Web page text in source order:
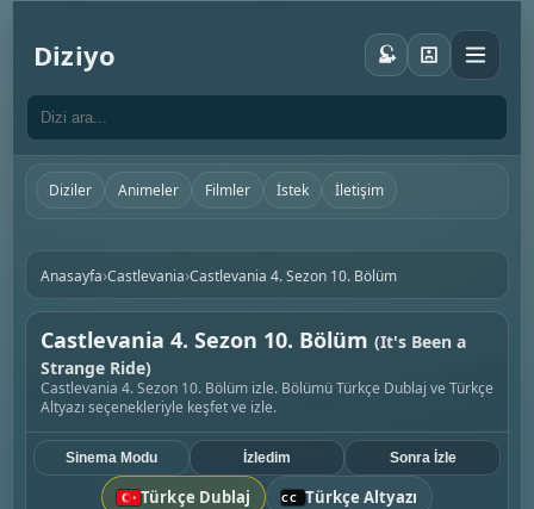
Diziyo
Diziler Animeler Filmler İstek İletişim
Anasayfa›Castlevania›Castlevania 4. Sezon 10. Bölüm
Castlevania 4. Sezon 10. Bölüm (It's Been a
Strange Ride)
Castlevania 4. Sezon 10. Bölüm izle. Bölümü Türkçe Dublaj ve Türkçe
Altyazı seçenekleriyle keşfet ve izle.
Türkçe Dublaj Türkçe Altyazı
Sinema Modu İzledim Sonra İzle